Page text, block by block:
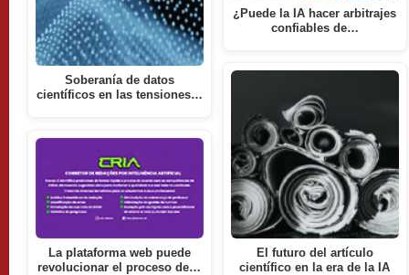
Soberanía de datos
científicos en las tensiones…
La plataforma web puede
revolucionar el proceso de…
¿Puede la IA hacer arbitrajes
confiables de…
El futuro del artículo
científico en la era de la IA